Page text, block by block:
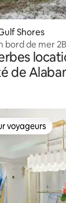
Shores
de mer
de
les
voyageurs